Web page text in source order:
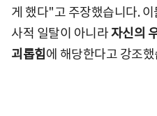
게 했다"고 주장했습니다.
사적 일탈이 아니라자신의
괴롭힘 에 해당한다고 강조